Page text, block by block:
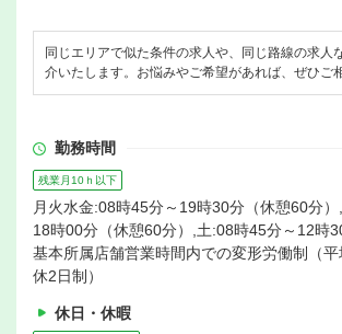
同じエリアで似た条件の求人や、同じ路線の求人
介いたします。お悩みやご希望があれば、ぜひご
勤務時間
残業月10ｈ以下
月火水金:08時45分～19時30分（休憩60分
18時00分（休憩60分）,土:08時45分～12時
基本所属店舗営業時間内での変形労働制（
休2日制）
休日・休暇